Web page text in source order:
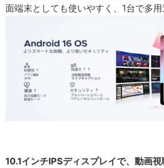
面端末としても使いやすく、1台で多用
10.1インチIPSディスプレイで、動画